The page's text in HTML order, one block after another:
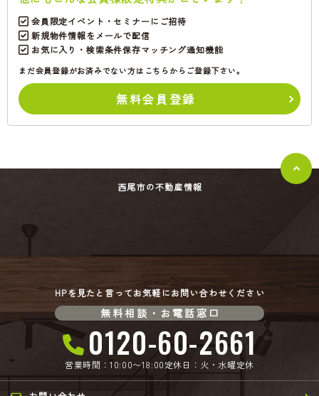
会員限定イベント・セミナーにご招待
新規物件情報をメールで配信
お気に入り・検索条件保存マッチング通知機能
まだ会員登録がお済みでない方はこちらからご登録下さい。
無料会員登録
西尾市の不動産情報
HPを見たと言ってお気軽にお問い合わせください
無料相談・お電話窓口
0120-60-2661
営業時間：10:00〜18:00定休日：火・水曜定休